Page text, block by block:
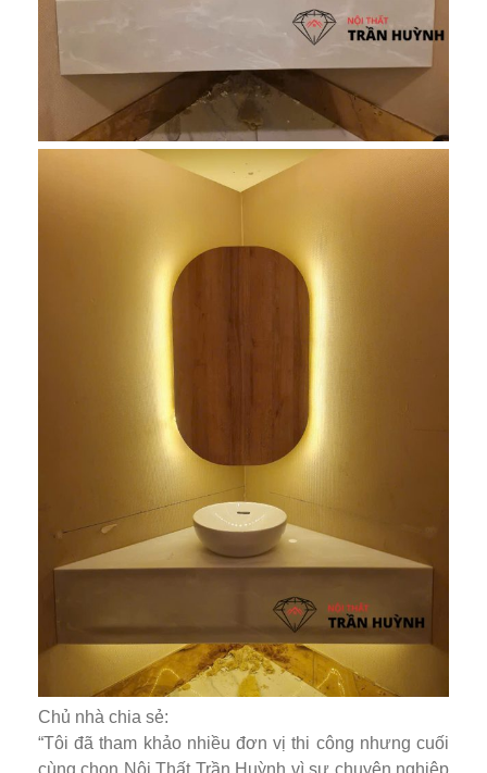
Chủ nhà chia sẻ:
“Tôi đã tham khảo nhiều đơn vị thi công nhưng cuối
cùng chọn Nội Thất Trần Huỳnh vì sự chuyên nghiệp